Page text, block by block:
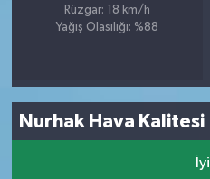
Rüzgar: 18 km/h
Yağış Olasılığı: %88
Nurhak Hava Kalitesi
İyi